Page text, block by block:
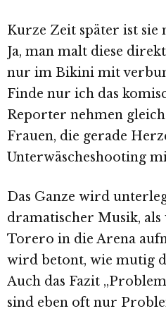
Kurze Zeit später ist sie
Ja, man malt diese
nur im Bikini mit
Finde nur ich das
Reporter nehmen
Frauen, die gerade
Unterwäscheshooting
Das Ganze wird
dramatischer Musik,
Torero in die Arena
wird betont, wie mutig
Auch das Fazit
sind eben oft nur